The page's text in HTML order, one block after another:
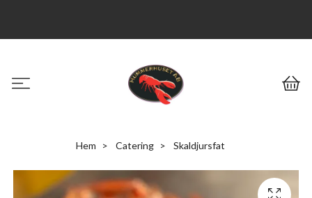
Hem Catering Skaldjursfat